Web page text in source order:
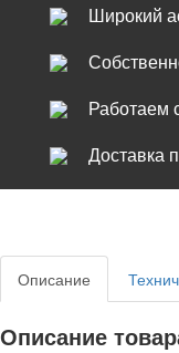
Широкий
Работаем
Доставка
Описание
Описание